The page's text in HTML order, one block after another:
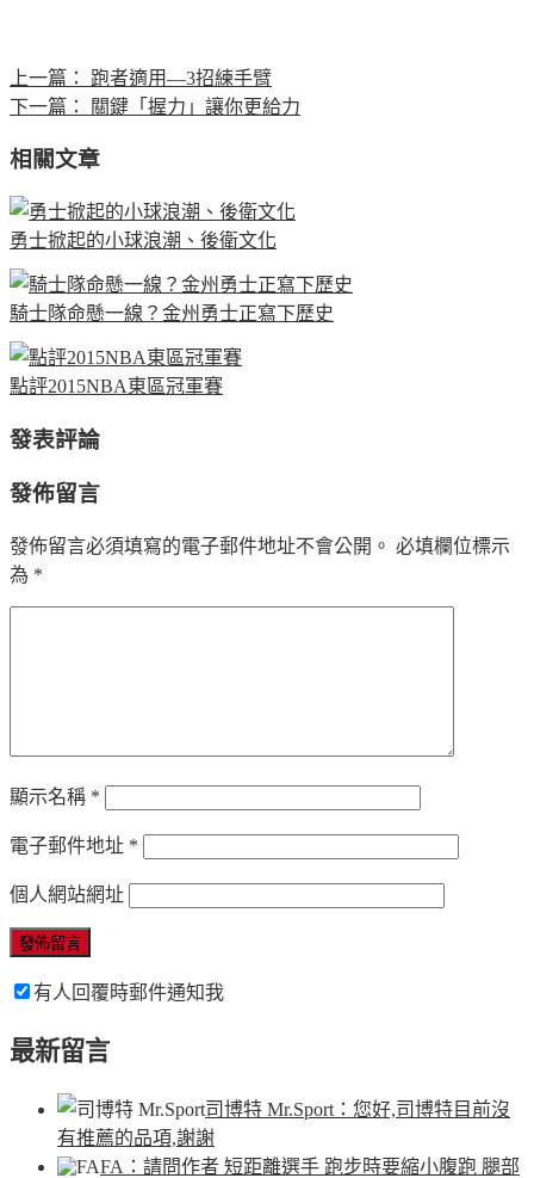
上一篇：
跑者適用—3招練手臂
下一篇：
關鍵「握力」讓你更給力
相關文章
勇士掀起的小球浪潮、後衛文化
騎士隊命懸一線？金州勇士正寫下歷史
點評2015NBA東區冠軍賽
發表評論
發佈留言
發佈留言必須填寫的電子郵件地址不會公開。 必填欄位標示
為 *
顯示名稱 *
電子郵件地址 *
個人網站網址
有人回覆時郵件通知我
最新留言
司博特 Mr.Sport ：您好,司博特目前沒
有推薦的品項,謝謝
FA ：請問作者 短距離選手 跑步時要縮小腹跑 腿部